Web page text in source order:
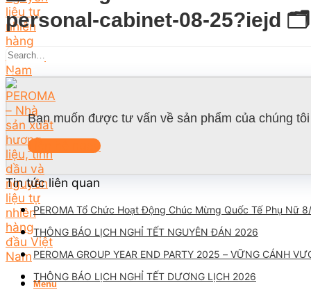
Menu
personal-cabinet-08-25?iejd 🗂
Bạn muốn được tư vấn về sản phẩm của chúng
Liên hệ ngay
Tin tức liên quan
PEROMA Tổ Chức Hoạt Động Chúc Mừng Quốc Tế Phụ Nữ
THÔNG BÁO LỊCH NGHỈ TẾT NGUYÊN ĐÁN 2026
PEROMA GROUP YEAR END PARTY 2025 – VỮNG CÁNH
THÔNG BÁO LỊCH NGHỈ TẾT DƯƠNG LỊCH 2026